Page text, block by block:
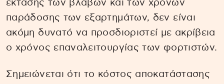
έκτασης των βλαβών και των χρόνων
παράδοσης των εξαρτημάτων, δεν είναι
ακόμη δυνατό να προσδιοριστεί με ακρίβεια
ο χρόνος επαναλειτουργίας των φορτιστών.
Σημειώνεται ότι το κόστος αποκατάστασης